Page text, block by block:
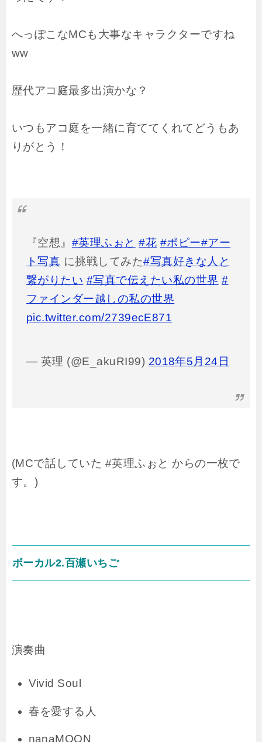
へっぽこなMCも大事なキャラクターですね
ww
歴代アコ庭最多出演かな？
いつもアコ庭を一緒に育ててくれてどうもあ
りがとう！
『空想』 #英理ふぉと #花 #ポピー#アー
ト写真 に挑戦してみた#写真好きな人と
繋がりたい #写真で伝えたい私の世界 #
ファインダー越しの私の世界
pic.twitter.com/2739ecE871
— 英理 (@E_akuRI99) 2018年5月24日
(MCで話していた #英理ふぉと からの一枚で
す。)
ボーカル2.百瀬いちご
演奏曲
Vivid Soul
春を愛する人
nanaMOON